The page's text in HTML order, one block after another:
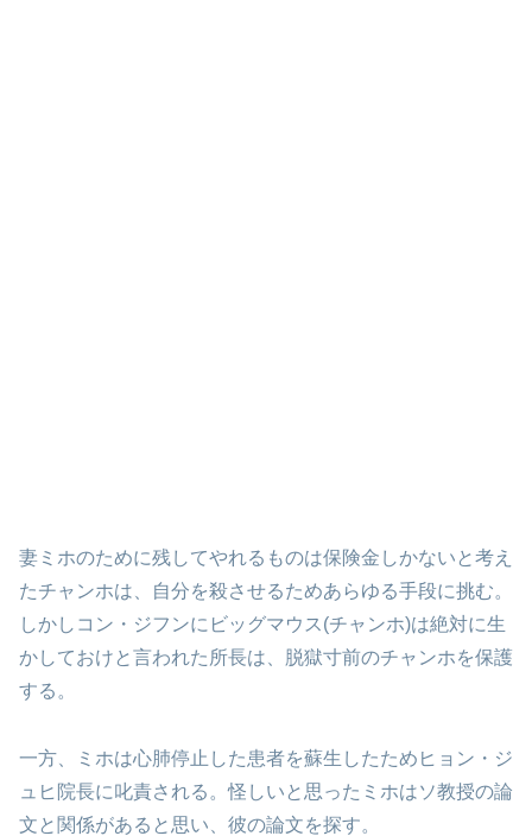
妻ミホのために残してやれるものは保険金しかないと考え
たチャンホは、自分を殺させるためあらゆる手段に挑む。
しかしコン・ジフンにビッグマウス(チャンホ)は絶対に生
かしておけと言われた所長は、脱獄寸前のチャンホを保護
する。
一方、ミホは心肺停止した患者を蘇生したためヒョン・ジ
ュヒ院長に叱責される。怪しいと思ったミホはソ教授の論
文と関係があると思い、彼の論文を探す。